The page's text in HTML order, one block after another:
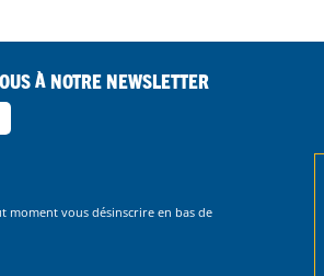
à notre Newsletter
moment vous désinscrire en bas de